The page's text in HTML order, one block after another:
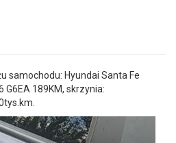
samochodu: Hyundai Santa Fe
G6EA 189KM, skrzynia: